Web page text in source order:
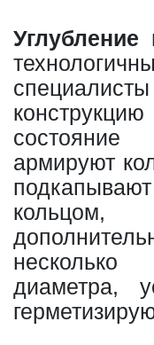
Углубление
армируют
диаметра,